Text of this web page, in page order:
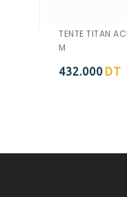
TENTE TITAN
M
432.000 DT